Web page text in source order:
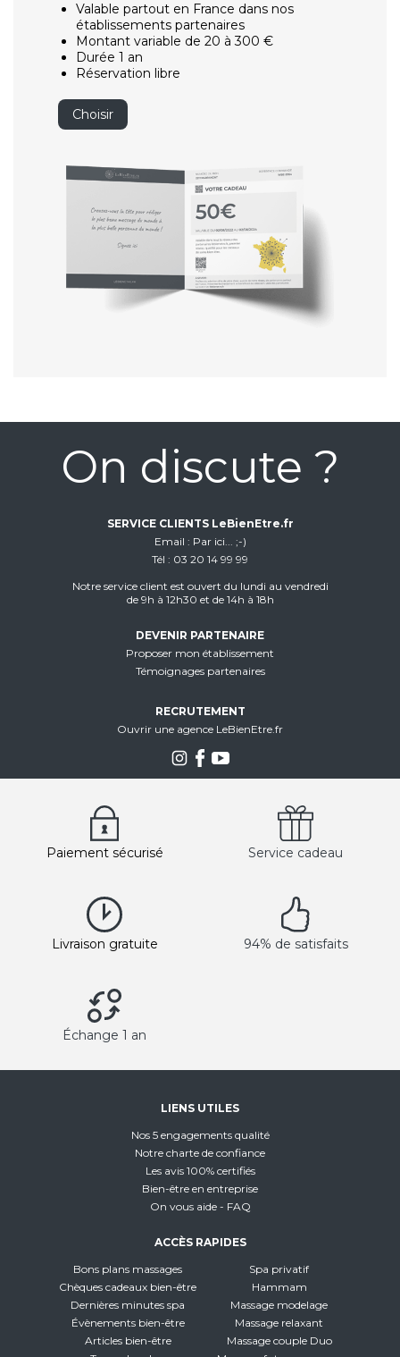
Valable partout en France dans nos
établissements partenaires
Montant variable de 20 à 300 €
Durée 1 an
Réservation libre
Choisir
On discute ?
SERVICE CLIENTS LeBienEtre.fr
Email
Par ici... ;-)
Tél
03 20 14 99 99
Notre service client est ouvert du lundi au vendredi
de 9h à 12h30 et de 14h à 18h
DEVENIR PARTENAIRE
Proposer mon établissement
Témoignages partenaires
RECRUTEMENT
Ouvrir une agence LeBienEtre.fr
Paiement sécurisé Service cadeau
Livraison gratuite 94% de satisfaits
Échange 1 an
LIENS UTILES
Nos 5 engagements qualité
Notre charte de confiance
Les avis 100% certifiés
Bien-être en entreprise
On vous aide - FAQ
ACCÈS RAPIDES
Bons plans massages
Chèques cadeaux bien-être
Dernières minutes spa
Évènements bien-être
Articles bien-être
Spa privatif
Hammam
Massage modelage
Massage relaxant
Massage couple Duo